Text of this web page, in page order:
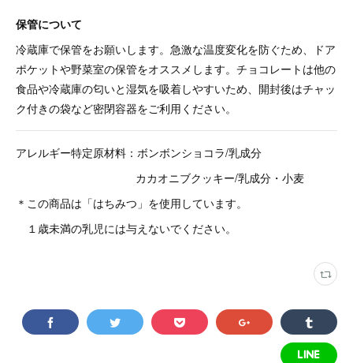
保管について
冷蔵庫で保管をお願いします。急激な温度変化を防ぐため、ドア
ポケットや野菜室の保管をオススメします。チョコレートは他の
食品や冷蔵庫の匂いと湿気を吸着しやすいため、開封後はチャッ
ク付きの袋など密閉容器をご利用ください。
アレルギー特定原材料：ボンボンショコラ/乳成分
カカオニブクッキー/乳成分・小麦
＊この商品は「はちみつ」を使用しています。
１歳未満の乳児には与えないでください。